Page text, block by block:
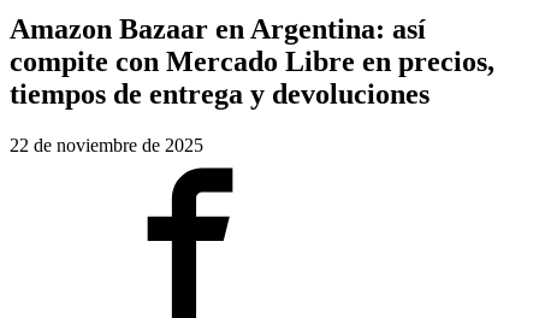
Amazon Bazaar en Argentina: así
compite con Mercado Libre en precios,
tiempos de entrega y devoluciones
22 de noviembre de 2025